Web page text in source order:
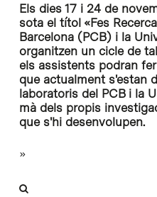
Els dies 17 i 24 de
sota el títol «Fes
Barcelona (PCB) i la
organitzen un cicle de
els assistents podran
que actualment s'estan
laboratoris del PCB i la
mà dels propis
que s'hi desenvolupen.
»